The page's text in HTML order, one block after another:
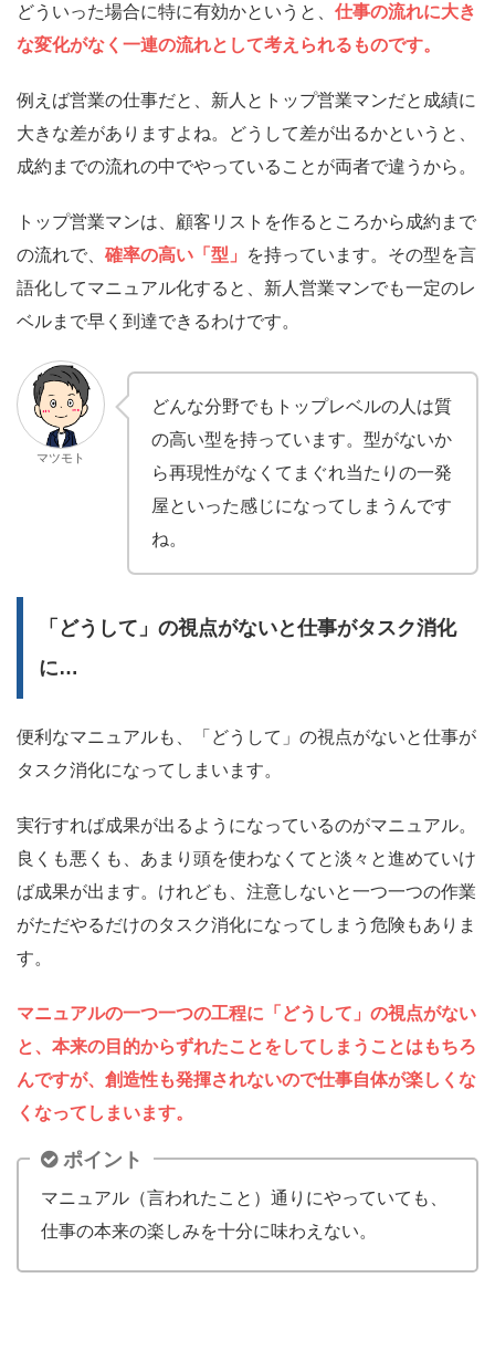
どういった場合に特に有効かというと、 仕事の流れに大き
な変化がなく一連の流れとして考えられるものです。
例えば営業の仕事だと、新人とトップ営業マンだと成績に
大きな差がありますよね。どうして差が出るかというと、
成約までの流れの中でやっていることが両者で違うから。
トップ営業マンは、顧客リストを作るところから成約まで
の流れで、 確率の高い「型」 を持っています。 その型を言
語化してマニュアル化すると、新人営業マンでも一定のレ
ベルまで早く到達できるわけです。
マツモト
どんな分野でもトップレベルの人は質
の高い型を持っています。型がないか
ら再現性がなくてまぐれ当たりの一発
屋といった感じになってしまうんです
ね。
「どうして」の視点がないと仕事がタスク消化
に…
便利なマニュアルも、「どうして」の視点がないと仕事が
タスク消化になってしまいます。
実行すれば成果が出るようになっているのがマニュアル。
良くも悪くも、あまり頭を使わなくてと淡々と進めていけ
ば成果が出ます。 けれども、注意しないと一つ一つの作業
がただやるだけのタスク消化になってしまう危険もありま
す。
マニュアルの一つ一つの工程に「どうして」の視点がない
と、本来の目的からずれたことをしてしまうことはもちろ
んですが、創造性も発揮されないので仕事自体が楽しくな
くなってしまいます。
ポイント
マニュアル（言われたこと）通りにやっていても、
仕事の本来の楽しみを十分に味わえない。